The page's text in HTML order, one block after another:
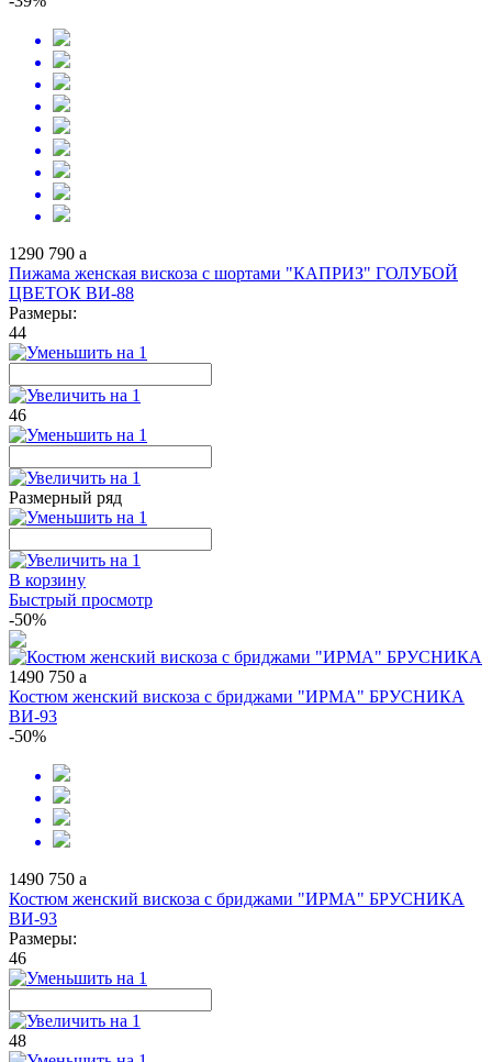
1290 790 a
Пижама женская вискоза с шортами "КАПРИЗ" ГОЛУБОЙ
ЦВЕТОК ВИ-88
Размеры:
44
46
Размерный ряд
В корзину
Быстрый просмотр
-50%
1490 750 a
Костюм женский вискоза с бриджами "ИРМА" БРУСНИКА
ВИ-93
-50%
1490 750 a
Костюм женский вискоза с бриджами "ИРМА" БРУСНИКА
ВИ-93
Размеры:
46
48